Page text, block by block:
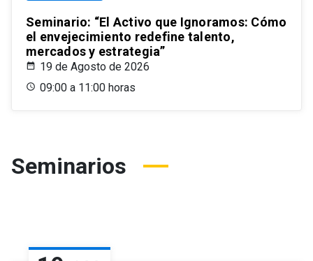
Seminario: “El Activo que Ignoramos: Cómo
el envejecimiento redefine talento,
mercados y estrategia”
19 de Agosto de 2026
09:00 a 11:00 horas
Seminarios